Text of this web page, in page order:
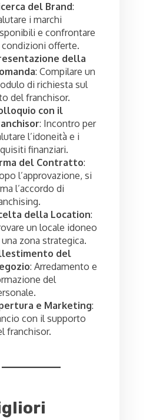
del Brand:
i marchi
e confrontare
condizioni offerte.
della
: Compilare un
di richiesta sul
del franchisor.
con il
: Incontro per
l’idoneità e i
finanziari.
del Contratto:
l’approvazione, si
l’accordo di
della Location:
un locale idoneo
una zona strategica.
del
: Arredamento e
del
e Marketing:
con il supporto
franchisor.